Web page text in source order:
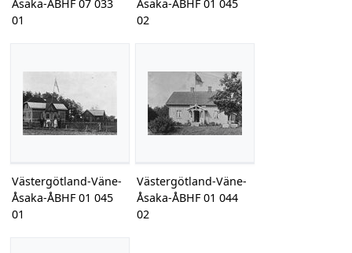
Åsaka-ÅBHF 07 033
01
Åsaka-ÅBHF 01 045
02
Västergötland-Väne-
Åsaka-ÅBHF 01 045
01
Västergötland-Väne-
Åsaka-ÅBHF 01 044
02